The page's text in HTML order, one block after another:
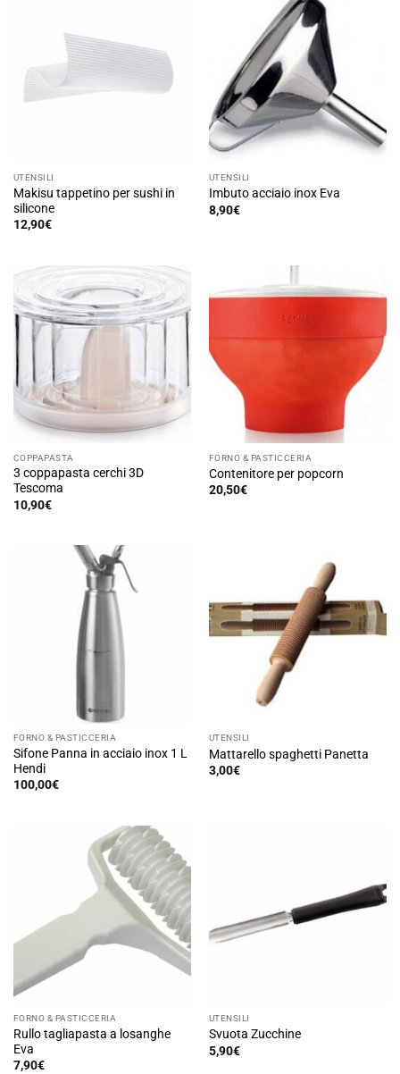
possono
prodotto
UTENSILI
Makisu tappetino per sushi in
silicone
12,90€
UTENSILI
Imbuto acciaio inox Eva
8,90€
COPPAPASTA
3 coppapasta cerchi 3D
Tescoma
10,90€
FORNO & PASTICCERIA
Contenitore per popcorn
20,50€
FORNO & PASTICCERIA
Sifone Panna in acciaio inox 1 L
Hendi
100,00€
UTENSILI
Mattarello spaghetti Panetta
3,00€
FORNO & PASTICCERIA
Rullo tagliapasta a losanghe
Eva
7,90€
UTENSILI
Svuota Zucchine
5,90€